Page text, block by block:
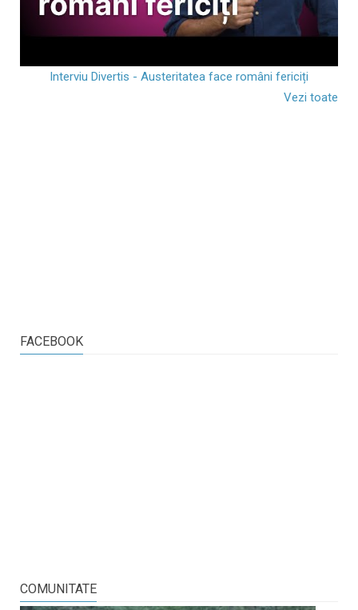
Interviu Divertis - Austeritatea face români fericiți
Vezi toate
FACEBOOK
COMUNITATE